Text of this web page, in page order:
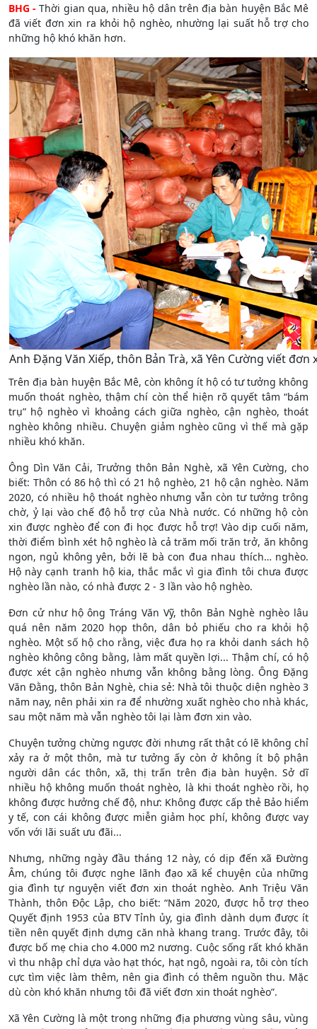
BHG -Thời gian qua, nhiều hộ dân trên địa bàn huyện Bắc Mê
đã viết đơn xin ra khỏi hộ nghèo, nhường lại suất hỗ trợ cho
những hộ khó khăn hơn.
Anh Đặng Văn Xiếp, thôn Bản Trà, xã Yên Cường viết
Trên địa bàn huyện Bắc Mê, còn không ít hộ có tư tưởng không
muốn thoát nghèo, thậm chí còn thể hiện rõ quyết tâm “bám
trụ” hộ nghèo vì khoảng cách giữa nghèo, cận nghèo, thoát
nghèo không nhiều. Chuyện giảm nghèo cũng vì thế mà gặp
nhiều khó khăn.
Ông Dìn Văn Cải, Trưởng thôn Bản Nghè, xã Yên Cường, cho
biết: Thôn có 86 hộ thì có 21 hộ nghèo, 21 hộ cận nghèo. Năm
2020, có nhiều hộ thoát nghèo nhưng vẫn còn tư tưởng trông
chờ, ỷ lại vào chế độ hỗ trợ của Nhà nước. Có những hộ còn
xin được nghèo để con đi học được hỗ trợ! Vào dịp cuối năm,
thời điểm bình xét hộ nghèo là cả trăm mối trăn trở, ăn không
ngon, ngủ không yên, bởi lẽ bà con đua nhau thích… nghèo.
Hộ này cạnh tranh hộ kia, thắc mắc vì gia đình tôi chưa được
nghèo lần nào, có nhà được 2 - 3 lần vào hộ nghèo.
Đơn cử như hộ ông Tráng Văn Vỹ, thôn Bản Nghè nghèo lâu
quá nên năm 2020 họp thôn, dân bỏ phiếu cho ra khỏi hộ
nghèo. Một số hộ cho rằng, việc đưa họ ra khỏi danh sách hộ
nghèo không công bằng, làm mất quyền lợi... Thậm chí, có hộ
được xét cận nghèo nhưng vẫn không bằng lòng. Ông Đặng
Văn Đằng, thôn Bản Nghè, chia sẻ: Nhà tôi thuộc diện nghèo 3
năm nay, nên phải xin ra để nhường xuất nghèo cho nhà khác,
sau một năm mà vẫn nghèo tôi lại làm đơn xin vào.
Chuyện tưởng chừng ngược đời nhưng rất thật có lẽ không chỉ
xảy ra ở một thôn, mà tư tưởng ấy còn ở không ít bộ phận
người dân các thôn, xã, thị trấn trên địa bàn huyện. Sở dĩ
nhiều hộ không muốn thoát nghèo, là khi thoát nghèo rồi, họ
không được hưởng chế độ, như: Không được cấp thẻ Bảo hiểm
y tế, con cái không được miễn giảm học phí, không được vay
vốn với lãi suất ưu đãi...
Nhưng, những ngày đầu tháng 12 này, có dịp đến xã Đường
Âm, chúng tôi được nghe lãnh đạo xã kể chuyện của những
gia đình tự nguyện viết đơn xin thoát nghèo. Anh Triệu Văn
Thành, thôn Độc Lập, cho biết: “Năm 2020, được hỗ trợ theo
Quyết định 1953 của BTV Tỉnh ủy, gia đình dành dụm được ít
tiền nên quyết định dựng căn nhà khang trang. Trước đây, tôi
được bố mẹ chia cho 4.000 m2 nương. Cuộc sống rất khó khăn
vì thu nhập chỉ dựa vào hạt thóc, hạt ngô, ngoài ra, tôi còn tích
cực tìm việc làm thêm, nên gia đình có thêm nguồn thu. Mặc
dù còn khó khăn nhưng tôi đã viết đơn xin thoát nghèo”.
Xã Yên Cường là một trong những địa phương vùng sâu, vùng